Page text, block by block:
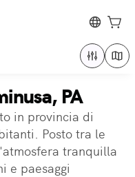
PA
in provincia di
Posto tra le
tranquilla
e paesaggi